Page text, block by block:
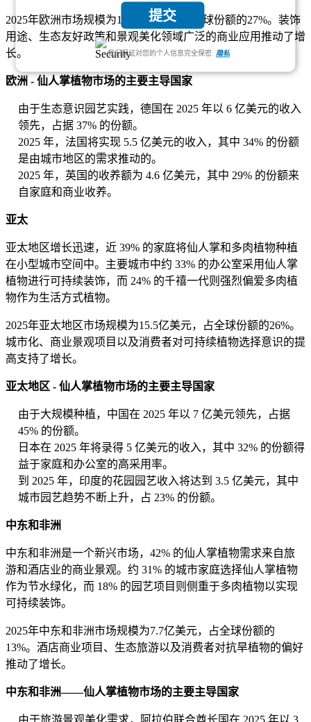
提交
我们保证对您的个人信息完全保密. 隐私
2025年欧洲市场规模为16.1亿美元，占全球份额的27%。装饰
用途、生态友好政策和景观美化领域广泛的商业应用推动了增
长。
欧洲 - 仙人掌植物市场的主要主导国家
由于生态意识园艺实践，德国在 2025 年以 6 亿美元的收入
领先，占据 37% 的份额。
2025 年，法国将实现 5.5 亿美元的收入，其中 34% 的份额
是由城市地区的需求推动的。
2025 年，英国的收养额为 4.6 亿美元，其中 29% 的份额来
自家庭和商业收养。
亚太
亚太地区增长迅速，近 39% 的家庭将仙人掌和多肉植物种植
在小型城市空间中。主要城市中约 33% 的办公室采用仙人掌
植物进行可持续装饰，而 24% 的千禧一代则强烈偏爱多肉植
物作为生活方式植物。
2025年亚太地区市场规模为15.5亿美元，占全球份额的26%。
城市化、商业景观项目以及消费者对可持续植物选择意识的提
高支持了增长。
亚太地区 - 仙人掌植物市场的主要主导国家
由于大规模种植，中国在 2025 年以 7 亿美元领先，占据
45% 的份额。
日本在 2025 年将录得 5 亿美元的收入，其中 32% 的份额得
益于家庭和办公室的高采用率。
到 2025 年，印度的花园园艺收入将达到 3.5 亿美元，其中
城市园艺趋势不断上升，占 23% 的份额。
中东和非洲
中东和非洲是一个新兴市场，42% 的仙人掌植物需求来自旅
游和酒店业的商业景观。约 31% 的城市家庭选择仙人掌植物
作为节水绿化，而 18% 的园艺项目则侧重于多肉植物以实现
可持续装饰。
2025年中东和非洲市场规模为7.7亿美元，占全球份额的
13%。酒店商业项目、生态旅游以及消费者对抗旱植物的偏好
推动了增长。
中东和非洲——仙人掌植物市场的主要主导国家